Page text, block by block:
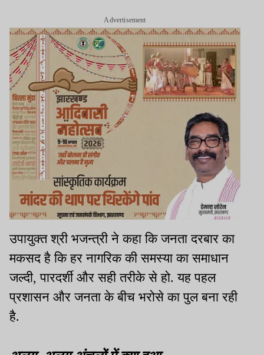
Advertisement
उपायुक्त श्री भजन्त्री ने कहा कि जनता दरबार का
मकसद है कि हर नागरिक की समस्या का समाधान
जल्दी, पारदर्शी और सही तरीके से हो. यह पहल
प्रशासन और जनता के बीच भरोसे का पुल बना रही
है.